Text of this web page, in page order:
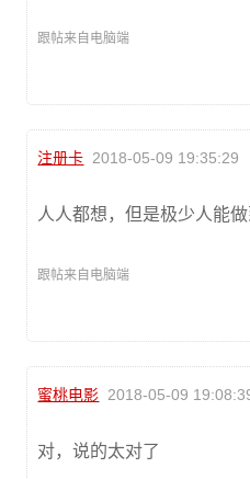
跟帖来自电脑端
注册卡 2018-05-09 19:35:29
人人都想，但是极少人能
跟帖来自电脑端
蜜桃电影 2018-05-09
对，说的太对了